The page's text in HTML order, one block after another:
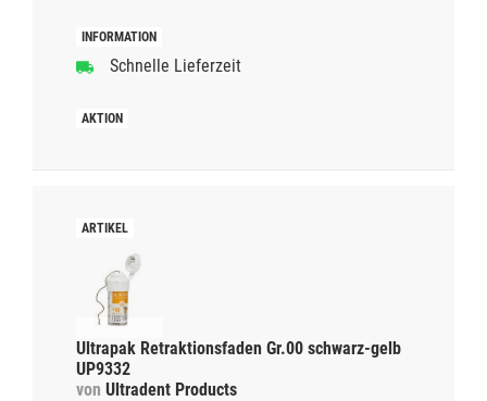
Schnelle Lieferzeit
Ultrapak Retraktionsfaden Gr.00 schwarz-gelb
UP9332
von Ultradent Products